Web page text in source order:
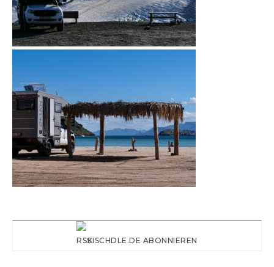
KISCHDLE.DE ABONNIEREN